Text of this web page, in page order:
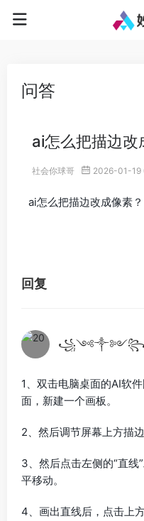
问答
ai怎么把描边改
社会你球哥 2026-01-19
ai怎么把描边改成像素？
回复
꧁༺༒༻꧂
1、双击电脑桌面的AI软
面，新建一个画板。
2、然后调节屏幕上方描
3、然后点击左侧的“直线
平移动。
4、画出直线后，点击上